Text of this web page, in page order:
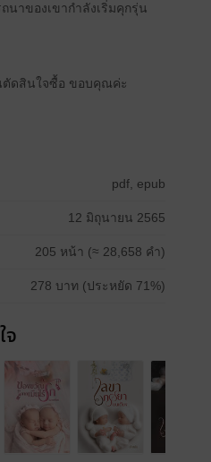
นาของเขากำลังเริ่มคุกรุ่น
ตัดสินใจซื้อ ขอบคุณค่ะ
pdf, epub
12 มิถุนายน 2565
205 หน้า (≈ 28,658 คำ)
278 บาท (ประหยัด 71%)
จ